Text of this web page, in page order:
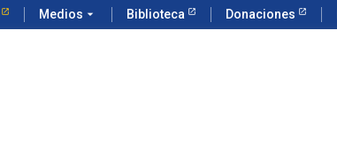
Medios arrow_drop_down Biblioteca Donaciones